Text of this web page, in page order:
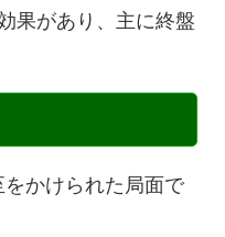
果があり、主に終盤
かけられた局面で